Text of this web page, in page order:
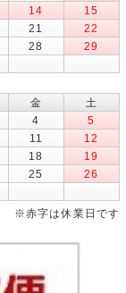
14
15
21
22
28
29
金
土
4
5
11
12
18
19
25
26
※赤字は休業日です